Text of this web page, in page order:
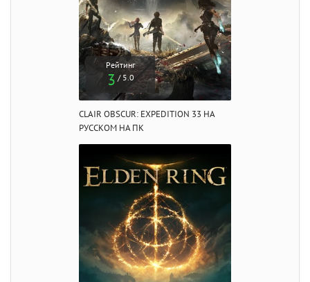
Рейтинг
3 / 5.0
CLAIR OBSCUR: EXPEDITION 33 НА
РУССКОМ НА ПК